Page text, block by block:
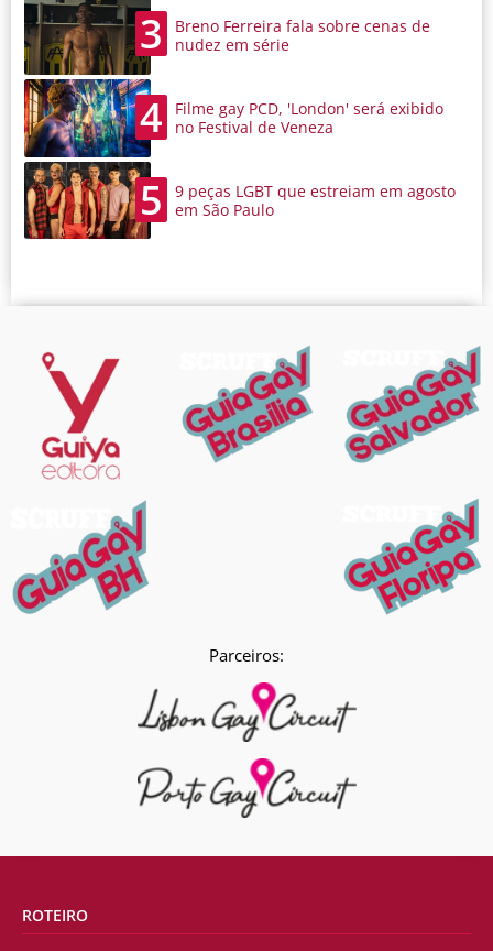
3
Breno Ferreira fala sobre cenas de
nudez em série
4
Filme gay PCD, 'London' será exibido
no Festival de Veneza
5
9 peças LGBT que estreiam em agosto
em São Paulo
Parceiros:
ROTEIRO